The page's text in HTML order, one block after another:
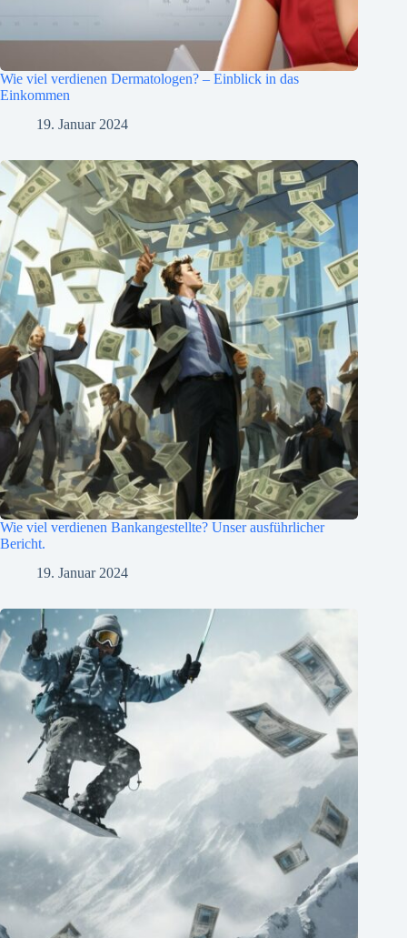
Wie viel verdienen Dermatologen? – Einblick in das
Einkommen
19. Januar 2024
Wie viel verdienen Bankangestellte? Unser ausführlicher
Bericht.
19. Januar 2024